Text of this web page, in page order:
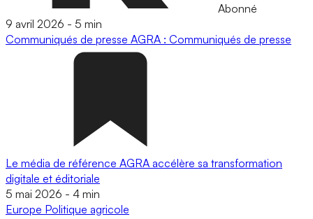
Abonné
9 avril 2026 - 5 min
Communiqués de presse AGRA : Communiqués de presse
Le média de référence AGRA accélère sa transformation
digitale et éditoriale
5 mai 2026 - 4 min
Europe Politique agricole